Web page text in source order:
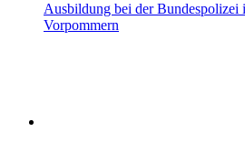
Ausbildung bei der Bundespolizei
Vorpommern